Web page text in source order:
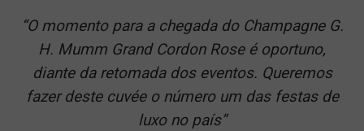
“O momento para a chegada do Champagne G.
H. Mumm Grand Cordon Rose é oportuno,
diante da retomada dos eventos. Queremos
fazer deste cuvée o número um das festas de
luxo no país”